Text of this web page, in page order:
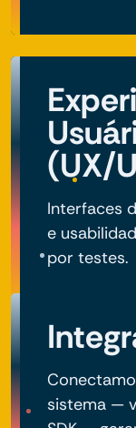
(UX/
Interfaces
e
por testes.
sistema —